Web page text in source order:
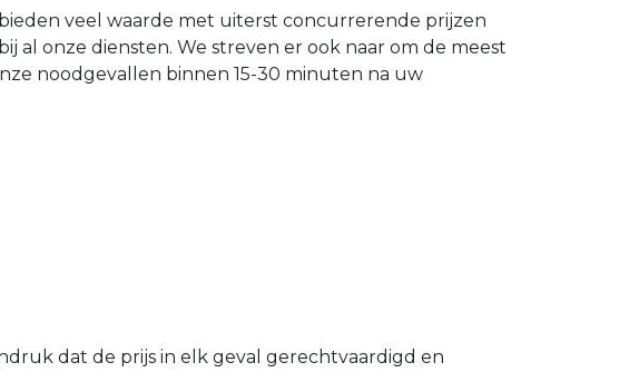
veel waarde met uiterst concurrerende prijzen
onze diensten. We streven er ook naar om de meest
noodgevallen binnen 15-30 minuten na uw
dat de prijs in elk geval gerechtvaardigd en